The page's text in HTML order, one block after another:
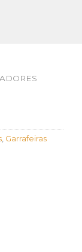
Garrafeiras